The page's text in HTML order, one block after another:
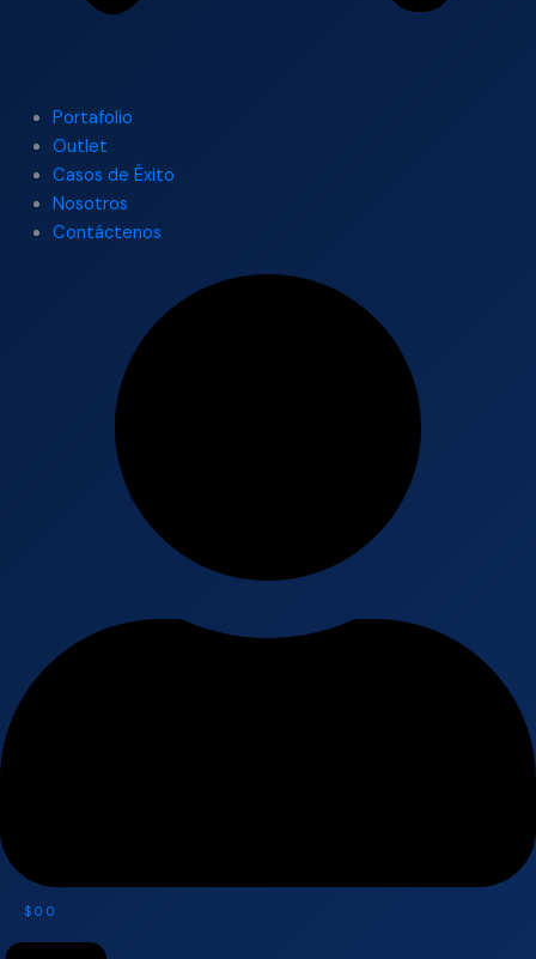
Portafolio
Outlet
Casos de Éxito
Nosotros
Contáctenos
$ 0 0